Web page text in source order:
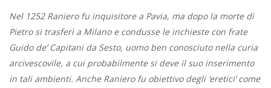
Nel 1252 Raniero fu inquisitore a Pavia, ma dopo la morte di
Pietro si trasferì a Milano e condusse le inchieste con frate
Guido de’ Capitani da Sesto, uomo ben conosciuto nella curia
arcivescovile, a cui probabilmente si deve il suo inserimento
in tali ambienti. Anche Raniero fu obiettivo degli ‘eretici’ come